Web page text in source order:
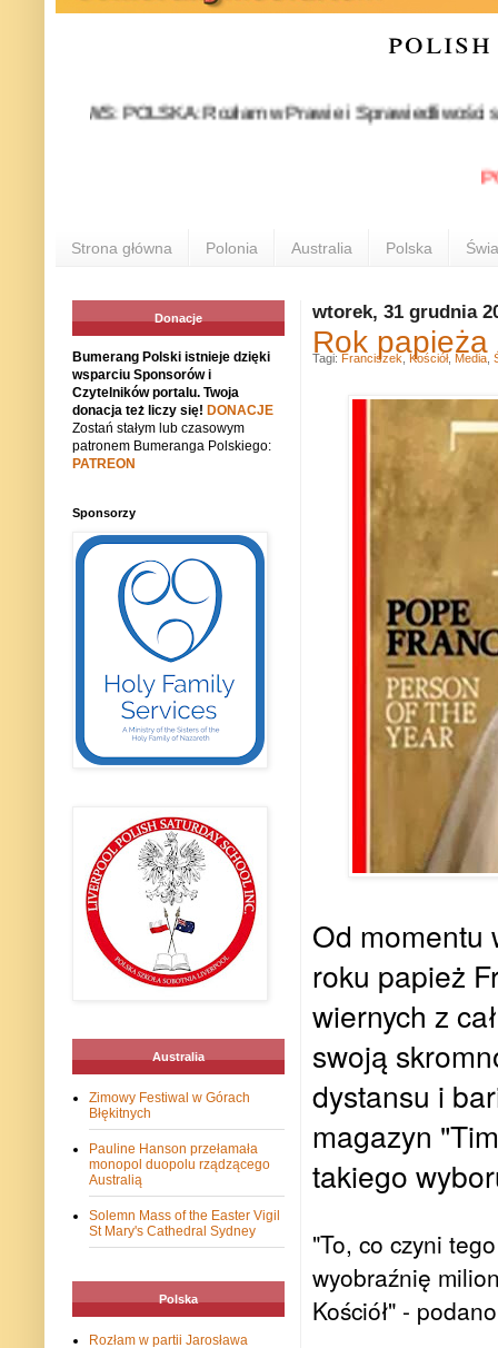
NEWS: POLSKA: Rozłam w Prawie i Sprawiedliwości stał
Strona główna Polonia Australia Polska
wtorek, 31 grudnia
Rok
Od momentu
roku papież
wiernych z
swoją
dystansu i
magazyn
takiego
"To, co czyni
wyobraźnię
Kościół" -
Tagi: Franciszek Kościół, Media
Donacje
Bumerang Polski istnieje dzięki
wsparciu Sponsorów i
Czytelników portalu. Twoja
donacja też liczy się! DONACJE
Zostań stałym lub czasowym
patronem Bumeranga Polskiego:
PATREON
Sponsorzy
Australia
Zimowy Festiwal w Górach
Błękitnych
Pauline Hanson przełamała
monopol duopolu rządzącego
Australią
Solemn Mass of the Easter Vigil
St Mary's Cathedral Sydney
Polska
Rozłam w partii Jarosława